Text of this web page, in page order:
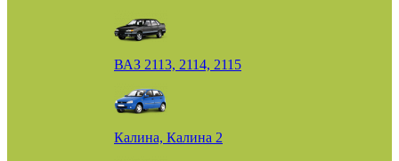
ВАЗ 2113, 2114, 2115
Калина, Калина 2